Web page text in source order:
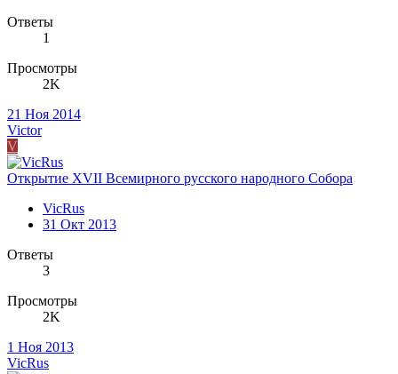
Ответы
1
Просмотры
2K
21 Ноя 2014
Victor
V
Открытие XVII Всемирного русского народного Собора
VicRus
31 Окт 2013
Ответы
3
Просмотры
2K
1 Ноя 2013
VicRus